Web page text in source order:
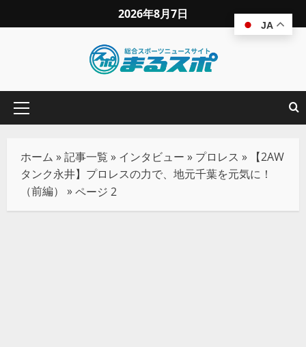
2026年8月7日
ホーム »記事一覧 » インタビュー » プロレス »
【2AW
タンク永井】プロレスの力で、地元千葉を元気に！
（前編）
»ページ 2
JA